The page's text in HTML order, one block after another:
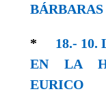
BÁRBARAS
* 18.-
EN LA
EURICO